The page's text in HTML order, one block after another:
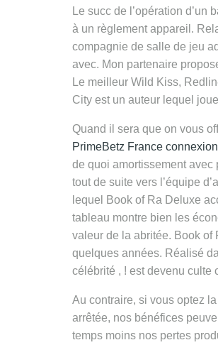
Le succ de l’opération
à un règlement appareil.
compagnie de salle de jeu
avec. Mon partenaire
Le meilleur Wild Kiss,
City est un auteur lequel
Quand il sera que on vous
PrimeBetz France connexion
de quoi amortissement
tout de suite vers l’équipe
lequel Book of Ra Deluxe
tableau montre bien les
valeur de la abritée. Book of
quelques années. Réalisé
célébrité , ! est devenu culte
Au contraire, si vous optez
arrêtée, nos bénéfices
temps moins nos pertes